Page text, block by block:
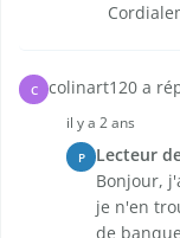
C colinart120 a
il y a 2 ans
P Lecteur
Bonjour,
je n'en
de